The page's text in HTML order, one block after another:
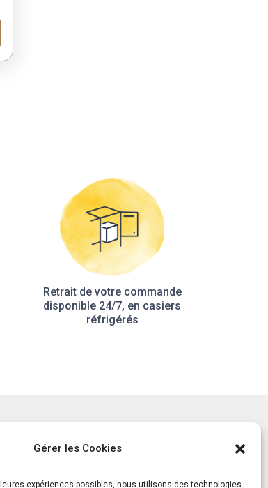
Gérer les Cookies
expériences possibles, nous utilisons des technologies
Retrait de votre commande
disponible 24/7, en casiers
réfrigérés
Notre histoire